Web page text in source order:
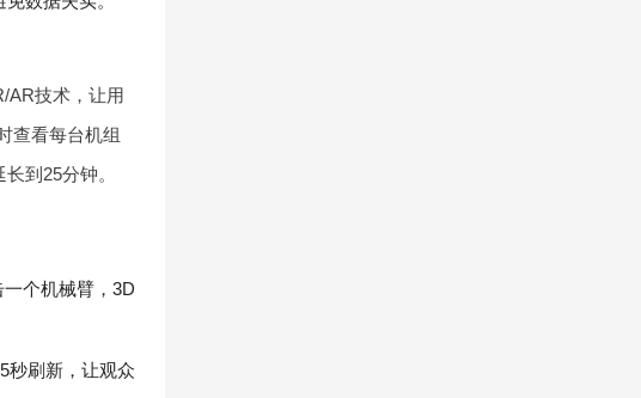
AR技术，让用
查看每台机组
到25分钟。
个机械臂，3D
秒刷新，让观众